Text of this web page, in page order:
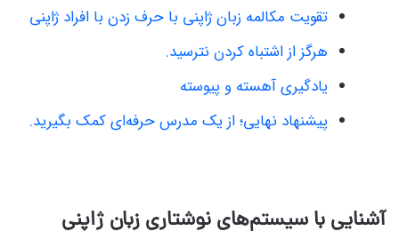
تقویت مکالمه زبان ژاپنی با حرف زدن با افراد ژاپنی
هرگز از اشتباه کردن نترسید.
یادگیری آهسته و پیوسته
پیشنهاد نهایی؛ از یک مدرس حرفه‌ای کمک بگیرید.
آشنایی با سیستم‌های نوشتاری زبان ژاپنی